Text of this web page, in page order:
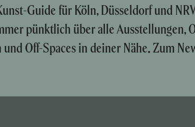
Guide für Köln, Düsseldorf und
pünktlich über alle Ausstellungen,
Off-Spaces in deiner Nähe. Zum